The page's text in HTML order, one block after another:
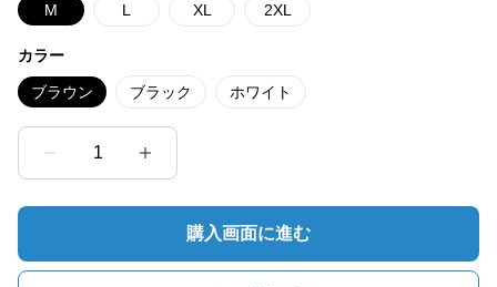
M L XL 2XL
カラー
ブラウン ブラック ホワイト
1
購入画面に進む